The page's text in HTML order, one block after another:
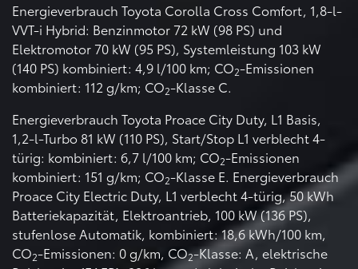
Energieverbrauch Toyota Corolla Cross Comfort, 1,8-l-
VVT-i Hybrid: Benzinmotor 72 kW (98 PS) und
Elektromotor 70 kW (95 PS), Systemleistung 103 kW
(140 PS) kombiniert: 4,9 l/100 km; CO2-Emissionen
kombiniert: 112 g/km; CO2-Klasse C.
Energieverbrauch Toyota Proace City Duty, L1 Basis,
1,2-l-Turbo 81 kW (110 PS), Start/Stop L1 verblecht 4-
türig: kombiniert: 6,7 l/100 km; CO2-Emissionen
kombiniert: 151 g/km; CO2-Klasse E. Energieverbrauch
Proace City Electric Duty, L1 verblecht 4-türig, 50 kWh
Batteriekapazität, Elektroantrieb, 100 kW (136 PS),
stufenlose Automatik, kombiniert: 18,6 kWh/100 km,
CO2-Emissionen: 0 g/km, CO2-Klasse: A, elektrische